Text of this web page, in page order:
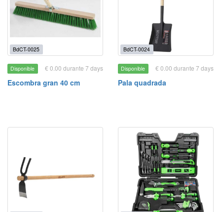
BdCT-0025
Disponible € 0.00 durante 7 days
Escombra gran 40 cm
BdCT-0024
Disponible € 0.00 durante 7 days
Pala quadrada